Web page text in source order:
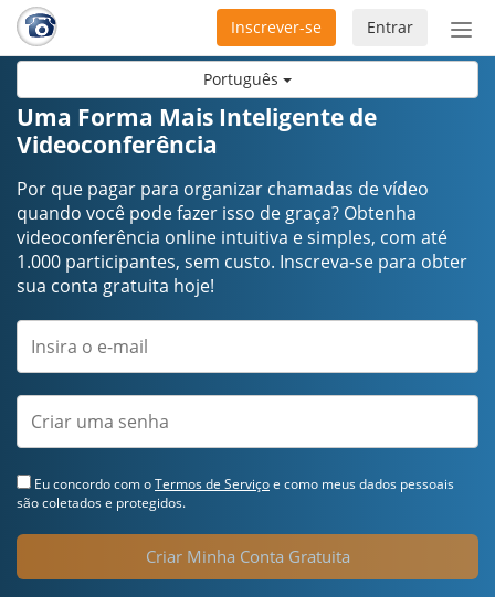
Português
Entrar
Inscrever-se
Uma Forma Mais Inteligente de
Videoconferência
Por que pagar para organizar chamadas de vídeo
quando você pode fazer isso de graça? Obtenha
videoconferência online intuitiva e simples, com até
1.000 participantes, sem custo. Inscreva-se para obter
sua conta gratuita hoje!
Eu concordo com oTermos de Serviçoe como meus dados pessoais
são coletados e protegidos.
Criar Minha Conta Gratuita